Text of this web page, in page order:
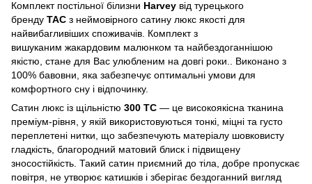
Комплект постільної білизни Harvey від турецького
бренду TAC з неймовірного сатину люкс якості для
найвибагливіших споживачів. Комплект з
вишуканим жакардовим малюнком та найбездоганнішою
якістю, стане для Вас улюбленим на довгі роки.. Виконано з
100% бавовни, яка забезпечує оптимальні умови для
комфортного сну і відпочинку.
Сатин люкс із щільністю 300 TC — це високоякісна тканина
преміум-рівня, у якій використовуються тонкі, міцні та густо
переплетені нитки, що забезпечують матеріалу шовковисту
гладкість, благородний матовий блиск і підвищену
зносостійкість. Такий сатин приємний до тіла, добре пропускає
повітря, не утворює катишків і зберігає бездоганний вигляд